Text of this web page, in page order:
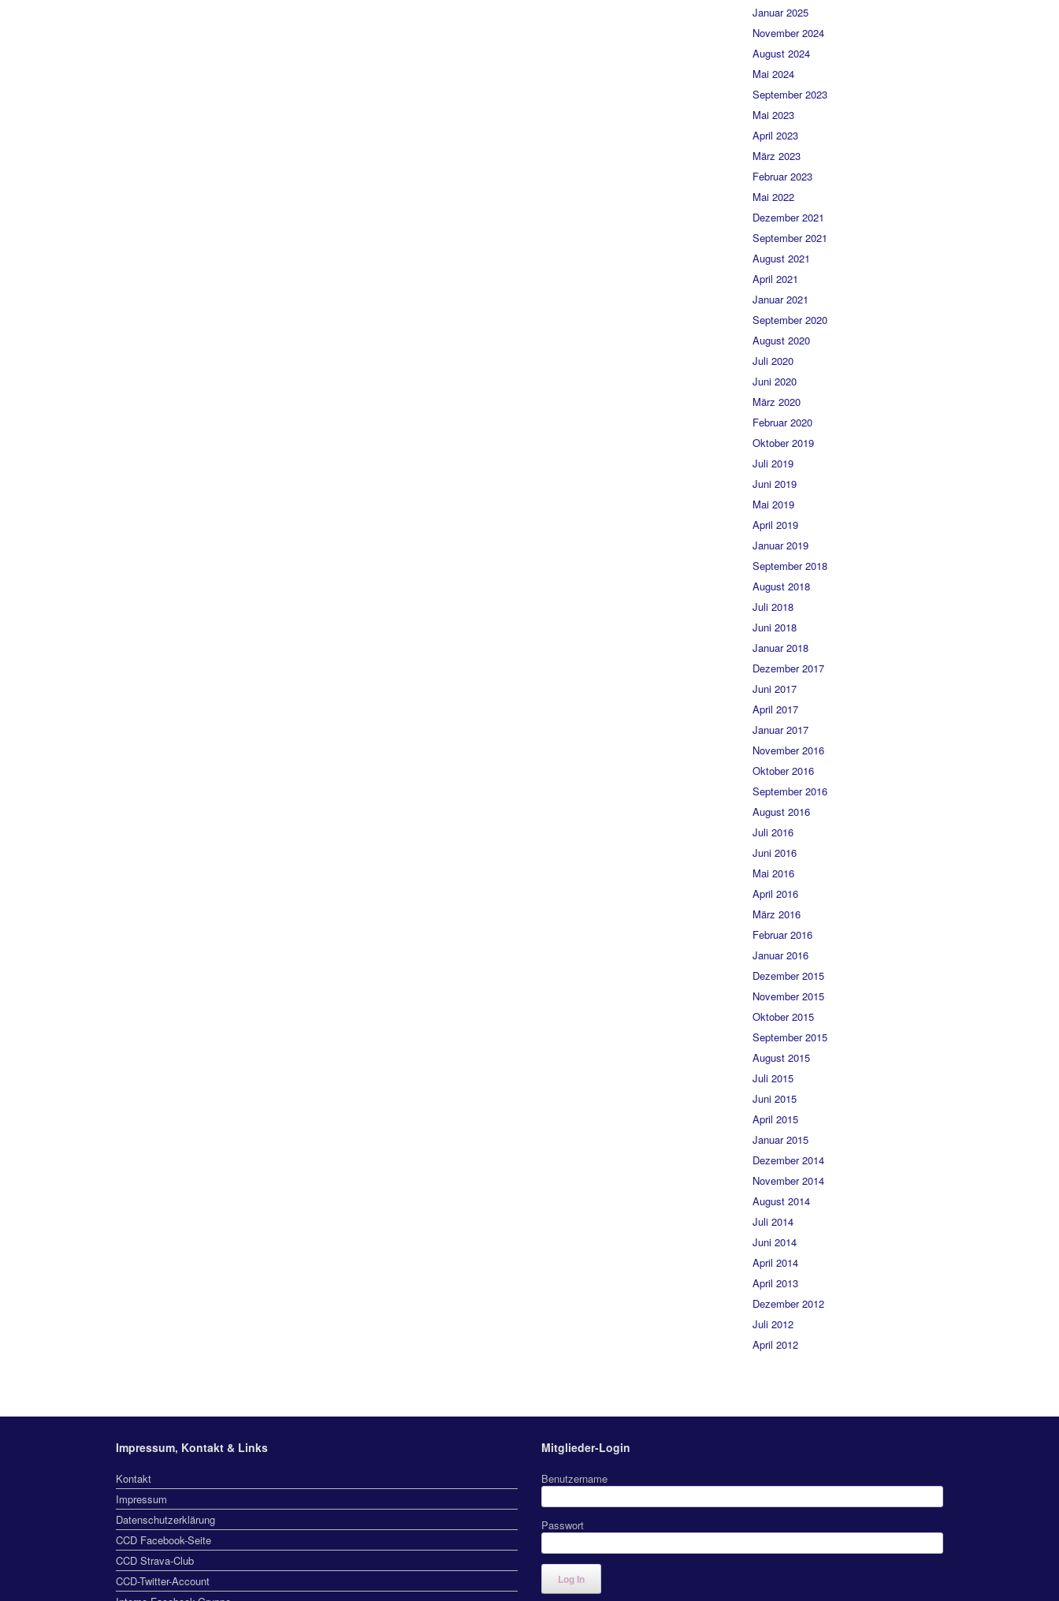
Januar 2025
November 2024
August 2024
Mai 2024
September 2023
Mai 2023
April 2023
März 2023
Februar 2023
Mai 2022
Dezember 2021
September 2021
August 2021
April 2021
Januar 2021
September 2020
August 2020
Juli 2020
Juni 2020
März 2020
Februar 2020
Oktober 2019
Juli 2019
Juni 2019
Mai 2019
April 2019
Januar 2019
September 2018
August 2018
Juli 2018
Juni 2018
Januar 2018
Dezember 2017
Juni 2017
April 2017
Januar 2017
November 2016
Oktober 2016
September 2016
August 2016
Juli 2016
Juni 2016
Mai 2016
April 2016
März 2016
Februar 2016
Januar 2016
Dezember 2015
November 2015
Oktober 2015
September 2015
August 2015
Juli 2015
Juni 2015
April 2015
Januar 2015
Dezember 2014
November 2014
August 2014
Juli 2014
Juni 2014
April 2014
April 2013
Dezember 2012
Juli 2012
April 2012
Impressum, Kontakt & Links
Kontakt
Impressum
Datenschutzerklärung
CCD Facebook-Seite
CCD Strava-Club
CCD-Twitter-Account
Mitglieder-Login
Benutzername
Passwort